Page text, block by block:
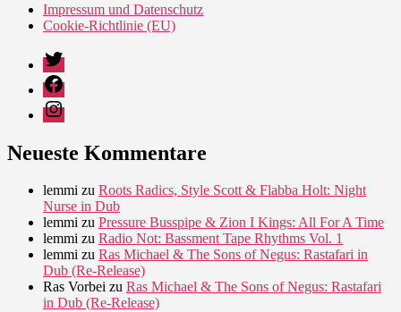
Impressum und Datenschutz
Cookie-Richtlinie (EU)
Twitter
Facebook
Instagram
Neueste Kommentare
lemmi zu Roots Radics, Style Scott & Flabba Holt: Night
Nurse in Dub
lemmi zu Pressure Busspipe & Zion I Kings: All For A Time
lemmi zu Radio Not: Bassment Tape Rhythms Vol. 1
lemmi zu Ras Michael & The Sons of Negus: Rastafari in
Dub (Re-Release)
Ras Vorbei zu Ras Michael & The Sons of Negus: Rastafari
in Dub (Re-Release)